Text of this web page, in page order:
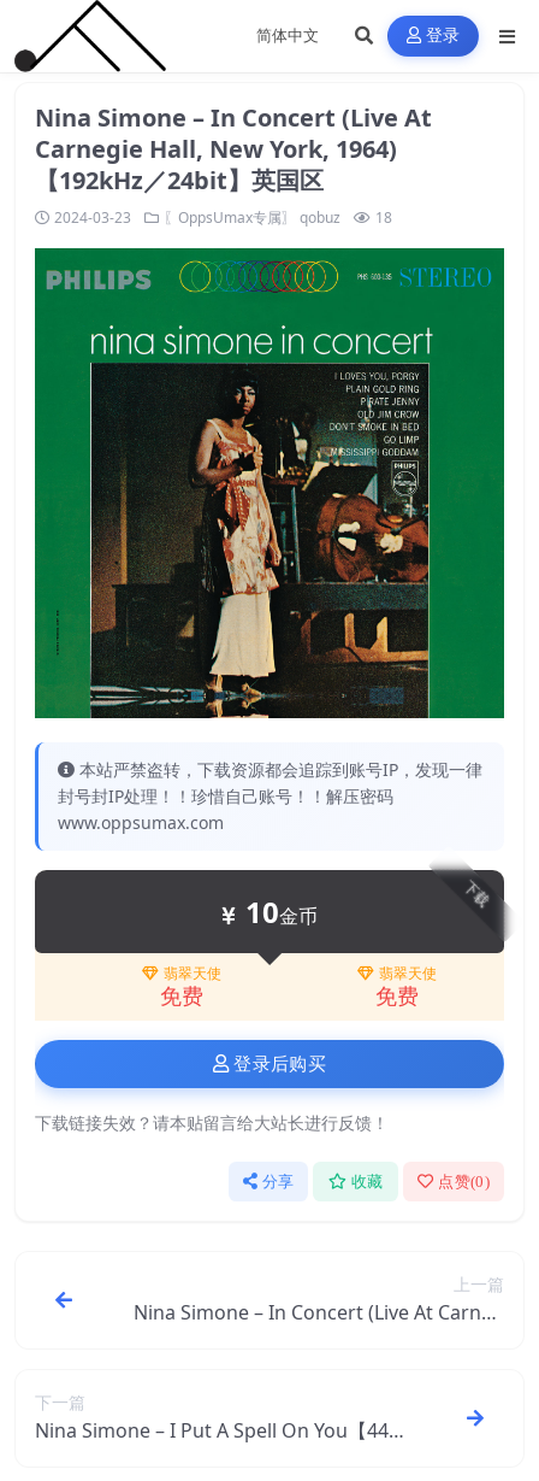
登录
Nina Simone – In Concert (Live At
Carnegie Hall, New York, 1964)
【192kHz／24bit】英国区
2024-03-23 〖OppsUmax专属〗 qobuz 18
本站严禁盗转，下载资源都会追踪到账号IP，发现一律
封号封IP处理！！珍惜自己账号！！解压密码
www.oppsumax.com
下载
10金币
翡翠天使
免费
翡翠天使
免费
登录后购买
下载链接失效？请本贴留言给大站长进行反馈！
分享 收藏 点赞(0)
上一篇
Nina Simone – In Concert (Live At Carneg
下一篇
Nina Simone – I Put A Spell On You【44.1